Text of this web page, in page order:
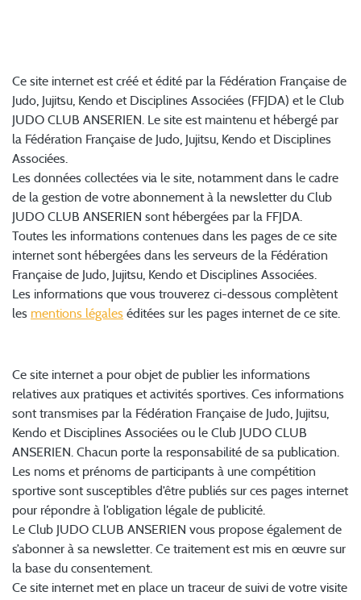
Ce site internet est créé et édité par la Fédération Française de
Judo, Jujitsu, Kendo et Disciplines Associées (FFJDA) et le Club
JUDO CLUB ANSERIEN. Le site est maintenu et hébergé par
la Fédération Française de Judo, Jujitsu, Kendo et Disciplines
Associées.
Les données collectées via le site, notamment dans le cadre
de la gestion de votre abonnement à la newsletter du Club
JUDO CLUB ANSERIEN sont hébergées par la FFJDA.
Toutes les informations contenues dans les pages de ce site
internet sont hébergées dans les serveurs de la Fédération
Française de Judo, Jujitsu, Kendo et Disciplines Associées.
Les informations que vous trouverez ci-dessous complètent
les mentions légales éditées sur les pages internet de ce site.
Ce site internet a pour objet de publier les informations
relatives aux pratiques et activités sportives. Ces informations
sont transmises par la Fédération Française de Judo, Jujitsu,
Kendo et Disciplines Associées ou le Club JUDO CLUB
ANSERIEN. Chacun porte la responsabilité de sa publication.
Les noms et prénoms de participants à une compétition
sportive sont susceptibles d’être publiés sur ces pages internet
pour répondre à l’obligation légale de publicité.
Le Club JUDO CLUB ANSERIEN vous propose également de
s’abonner à sa newsletter. Ce traitement est mis en œuvre sur
la base du consentement.
Ce site internet met en place un traceur de suivi de votre visite